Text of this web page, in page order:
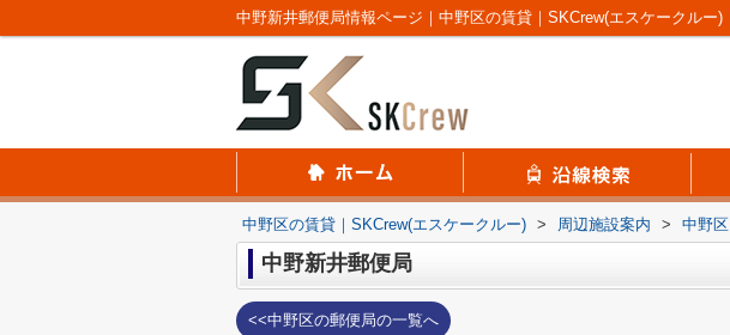
中野新井郵便局情報ページ｜中野区の賃貸｜SKCrew(エスケークルー)
中野区の賃貸｜SKCrew(エスケークルー) > 周辺施設案内 > 中野区
中野新井郵便局
<<中野区の郵便局の一覧へ